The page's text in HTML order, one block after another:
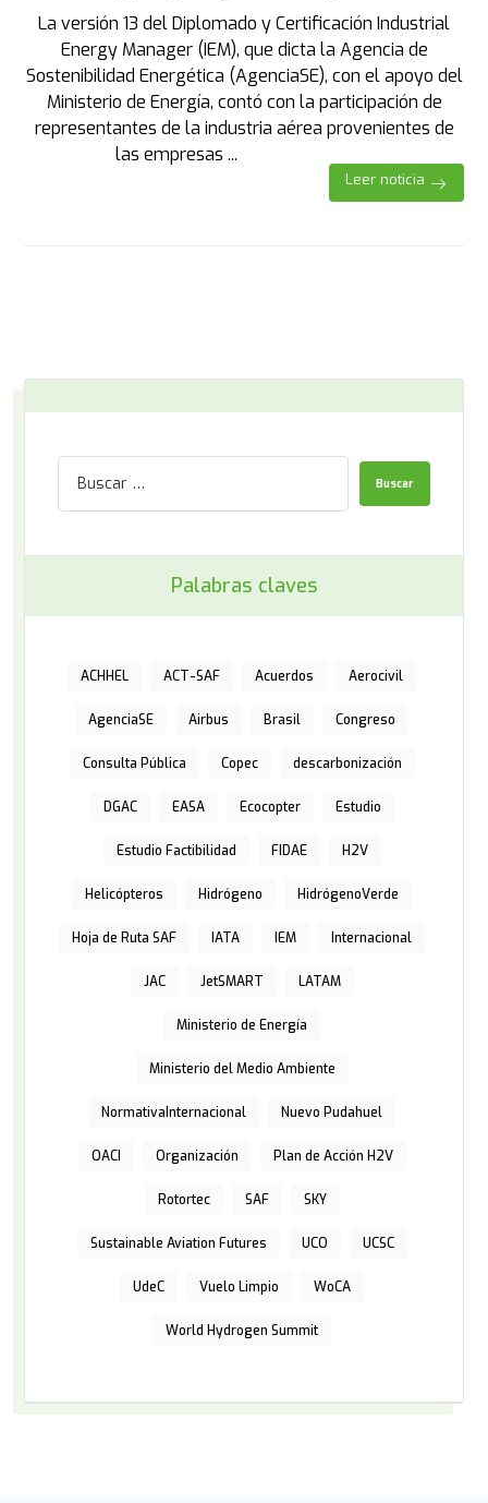
La versión 13 del Diplomado y Certificación Industrial
Energy Manager (IEM), que dicta la Agencia de
Sostenibilidad Energética (AgenciaSE), con el apoyo del
Ministerio de Energía, contó con la participación de
representantes de la industria aérea provenientes de
las empresas ...
Leer noticia
Palabras claves
ACHHEL ACT-SAF Acuerdos Aerocivil
AgenciaSE Airbus Brasil Congreso
Consulta Pública Copec descarbonización
DGAC EASA Ecocopter Estudio
Estudio Factibilidad FIDAE H2V
Helicópteros Hidrógeno HidrógenoVerde
Hoja de Ruta SAF IATA IEM Internacional
JAC JetSMART LATAM
Ministerio de Energía
Ministerio del Medio Ambiente
NormativaInternacional Nuevo Pudahuel
OACI Organización Plan de Acción H2V
Rotortec SAF SKY
Sustainable Aviation Futures UCO UCSC
UdeC Vuelo Limpio WoCA
World Hydrogen Summit